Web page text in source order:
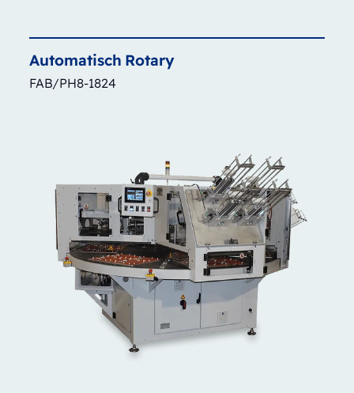
Automatisch Rotary
FAB/PH8-1824